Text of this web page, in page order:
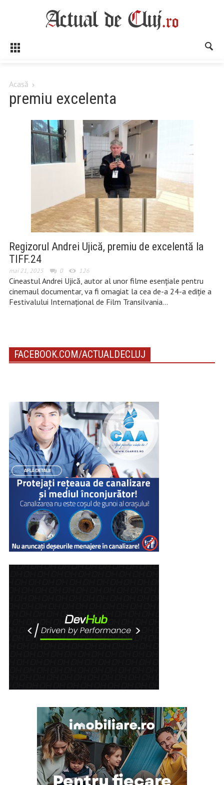
Acasă
premiu excelenta
Regizorul Andrei Ujică, premiu de excelentă la
TIFF.24
mai 21, 2025 0 126
Cineastul Andrei Ujică, autor al unor filme esențiale pentru
cinemaul documentar, va fi omagiat la cea de-a 24-a ediție a
Festivalului Internațional de Film Transilvania…
FACEBOOK.COM/ACTUALDECLUJ